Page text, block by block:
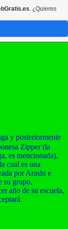
y posteriormente
Zipper (la
es mencionada).
cual es una
por Arashi e
su grupo,
año de su escuela,
. ¿Quieres